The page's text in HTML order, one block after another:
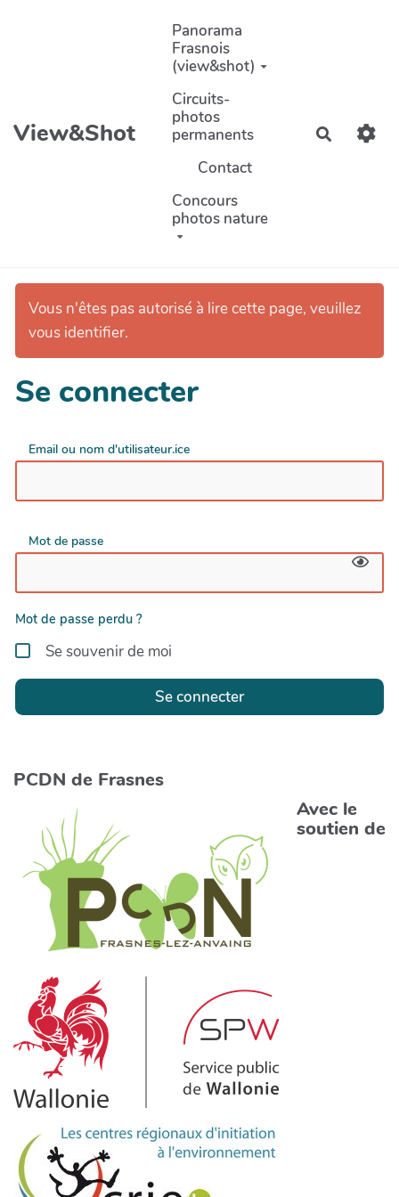
Aller au contenu principal
View&Shot
Panorama
Frasnois
(view&shot)
Circuits-
photos
permanents
Contact
Concours
photos nature
Vous n'êtes pas autorisé à lire cette page, veuillez
vous identifier.
Se connecter
Email ou nom d'utilisateur.ice
Mot de passe
Mot de passe perdu ?
Se souvenir de moi
Se connecter
PCDN de Frasnes
Avec le
soutien de